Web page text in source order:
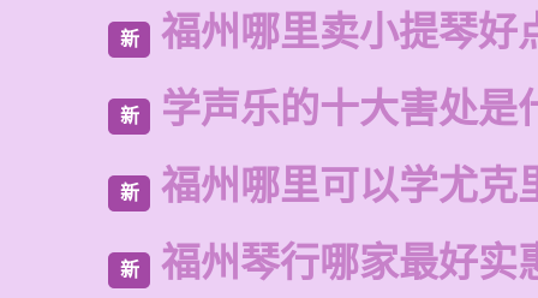
新 福州哪里卖小提琴好
新 学声乐的十大害处是
新 福州哪里可以学尤克
新 福州琴行哪家最好实